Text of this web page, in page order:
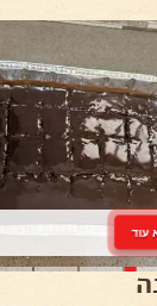
עוד